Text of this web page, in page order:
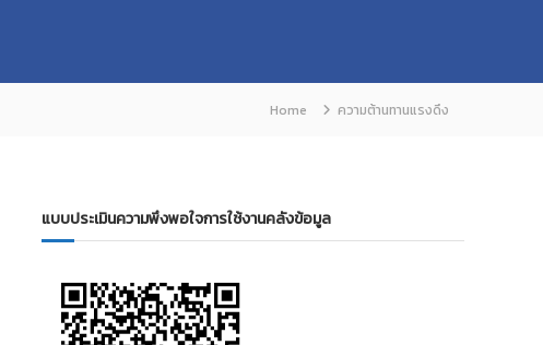
Home ความต้านทานแรงดึง
แบบประเมินความพึงพอใจการใช้งานคลังข้อมูล